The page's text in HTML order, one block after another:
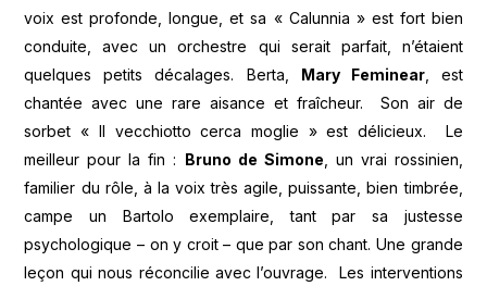
voix est profonde, longue, et sa « Calunnia » est fort bien
conduite, avec un orchestre qui serait parfait, n’étaient
quelques petits décalages. Berta, Mary Feminear, est
chantée avec une rare aisance et fraîcheur. Son air de
sorbet « Il vecchiotto cerca moglie » est délicieux. Le
meilleur pour la fin : Bruno de Simone , un vrai rossinien,
familier du rôle, à la voix très agile, puissante, bien timbrée,
campe un Bartolo exemplaire, tant par sa justesse
psychologique – on y croit – que par son chant. Une grande
leçon qui nous réconcilie avec l’ouvrage. Les interventions